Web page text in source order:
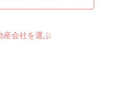
産会社を選ぶ